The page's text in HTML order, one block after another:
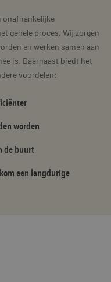
onafhankelijke
gehele proces. Wij zorgen
en werken samen aan
is. Daarnaast biedt het
voordelen:
worden
de buurt
een langdurige